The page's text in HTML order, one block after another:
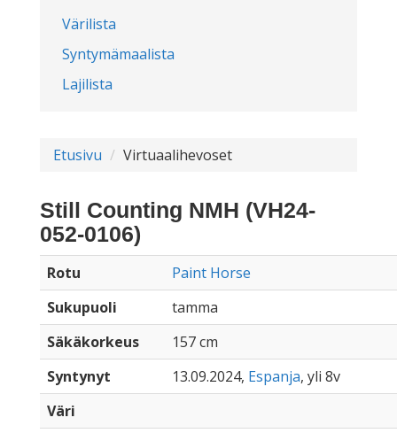
Värilista
Syntymämaalista
Lajilista
Etusivu Virtuaalihevoset
Still Counting NMH (VH24-
052-0106)
Rotu
Paint Horse
Sukupuoli
tamma
Säkäkorkeus
157 cm
Syntynyt
13.09.2024, Espanja, yli 8v
Väri